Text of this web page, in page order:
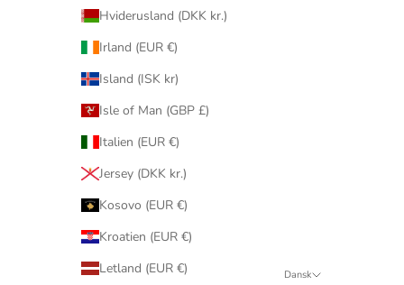
Hviderusland (DKK kr.)
Irland (EUR €)
Island (ISK kr)
Isle of Man (GBP £)
Italien (EUR €)
Jersey (DKK kr.)
Kosovo (EUR €)
Kroatien (EUR €)
Letland (EUR €)
Dansk